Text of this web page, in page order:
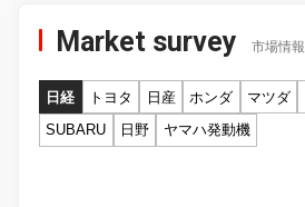
Market survey 市場情報
日経 トヨタ 日産 ホンダ マツダ
SUBARU
日野 ヤマハ発動機